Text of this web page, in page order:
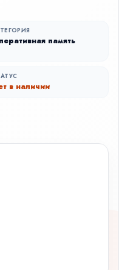
память
в наличии